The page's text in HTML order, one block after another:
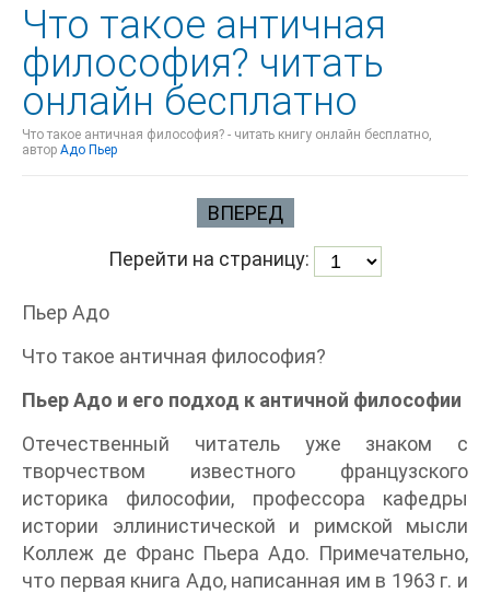
Что такое античная
философия? читать
онлайн бесплатно
Что такое античная философия? - читать книгу онлайн бесплатно,
автор Адо Пьер
ВПЕРЕД
Перейти на страницу:
Пьер Адо
Что такое античная философия?
Пьер Адо и его подход к античной философии
Отечественный читатель уже знаком с
творчеством известного французского
историка философии, профессора кафедры
истории эллинистической и римской мысли
Коллеж де Франс Пьера Адо. Примечательно,
что первая книга Адо, написанная им в 1963 г. и